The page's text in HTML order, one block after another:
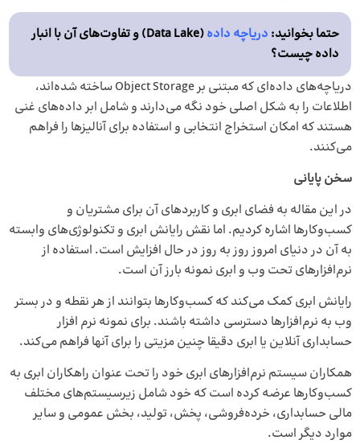
حتما بخوانید: دریاچه داده
(Data Lake) و تفاوت‌های آن با انبار
داده چیست؟
دریاچه‌های داده‌ای که مبتنی بر Object Storage ساخته‌ شده‌اند،
اطلاعات را به شکل اصلی خود نگه می‌دارند و شامل ابر داده‌های غنی
هستند که امکان استخراج انتخابی و استفاده برای آنالیزها را فراهم
می‌کنند.
سخن پایانی
در این مقاله به فضای ابری و کاربردهای آن برای مشتریان و
کسب‌وکارها اشاره کردیم. اما نقش رایانش ابری و تکنولوژی‌های وابسته
به آن در دنیای امروز روز به روز در حال افزایش است. استفاده از
نرم‌افزارهای تحت وب و ابری نمونه بارز آن است.
رایانش ابری کمک می‌کند که کسب‌وکارها بتوانند از هر نقطه و در بستر
وب به نرم‌افزارها دسترسی داشته باشند. برای نمونه نرم‌ افزار
حسابداریآنلاین یا ابری دقیقا چنین مزیتی را برای آنها فراهم می‌کند.
همکاران سیستم نرم‌افزارهای ابری خود را تحت عنوان راهکاران ابری به
کسب‌وکارها عرضه کرده است که خود شامل زیرسیستم‌های مختلف
مالی حسابداری، خرده‌فروشی، پخش، تولید، بخش عمومی و سایر
موارد دیگر است.